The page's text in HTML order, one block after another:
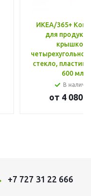
ИКЕА/365+
для
крышкой,
стекло, пластик
600 мл
В
от 4 080 ₸
+7 727 31 22 666